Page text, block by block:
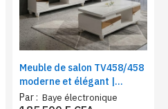
Meuble de salon TV458/458
moderne et élégant |
Ensemble table TV + table
Par : Baye électronique